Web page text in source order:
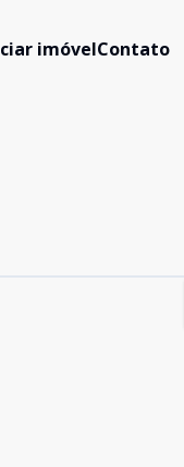
imóvelContato